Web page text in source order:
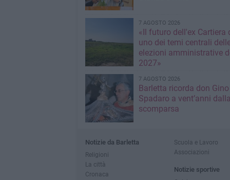
7 AGOSTO 2026
«Il futuro dell'ex Cartiera
uno dei temi centrali
elezioni amministrative
2027»
7 AGOSTO 2026
Barletta ricorda don Gino
Spadaro a vent’anni dalla
scomparsa
Notizie da Barletta
Religioni
La città
Cronaca
Scuola e Lavoro
Associazioni
Notizie sportive